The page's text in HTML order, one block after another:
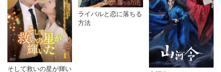
そして救いの星が輝い
ライバルと恋に落ちる
方法